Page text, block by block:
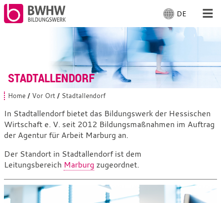
S
p
r
a
c
h
s
w
n
DE
STADTALLENDORF
Für Unternehmen
Von uns
Vor Ort: Stadtallendorf
Mit Arbeiten
S
e
s
i
n
h
i
r
Home Vor Ort Stadtallendorf
In Stadtallendorf bietet das Bildungswerk der Hessischen
Wirtschaft e. V. seit 2012 Bildungsmaßnahmen im Auftrag
der Agentur für Arbeit Marburg an.
Der Standort in Stadtallendorf ist dem
Leitungsbereich Marburg zugeordnet.